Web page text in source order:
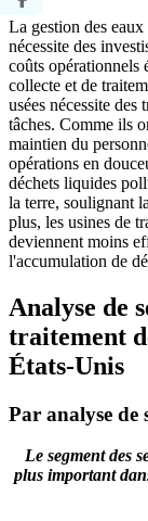
La gestion des
nécessite des
coûts opérationnels
collecte et de
usées nécessite
tâches. Comme ils
maintien du
opérations en
déchets liquides
la terre, soulignant
plus, les usines de
deviennent moins
l'accumulation de
Analyse de
traitement
États-Unis
Par analyse de
Le segment des
plus important